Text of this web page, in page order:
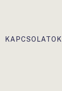
KAPCSOLATOK